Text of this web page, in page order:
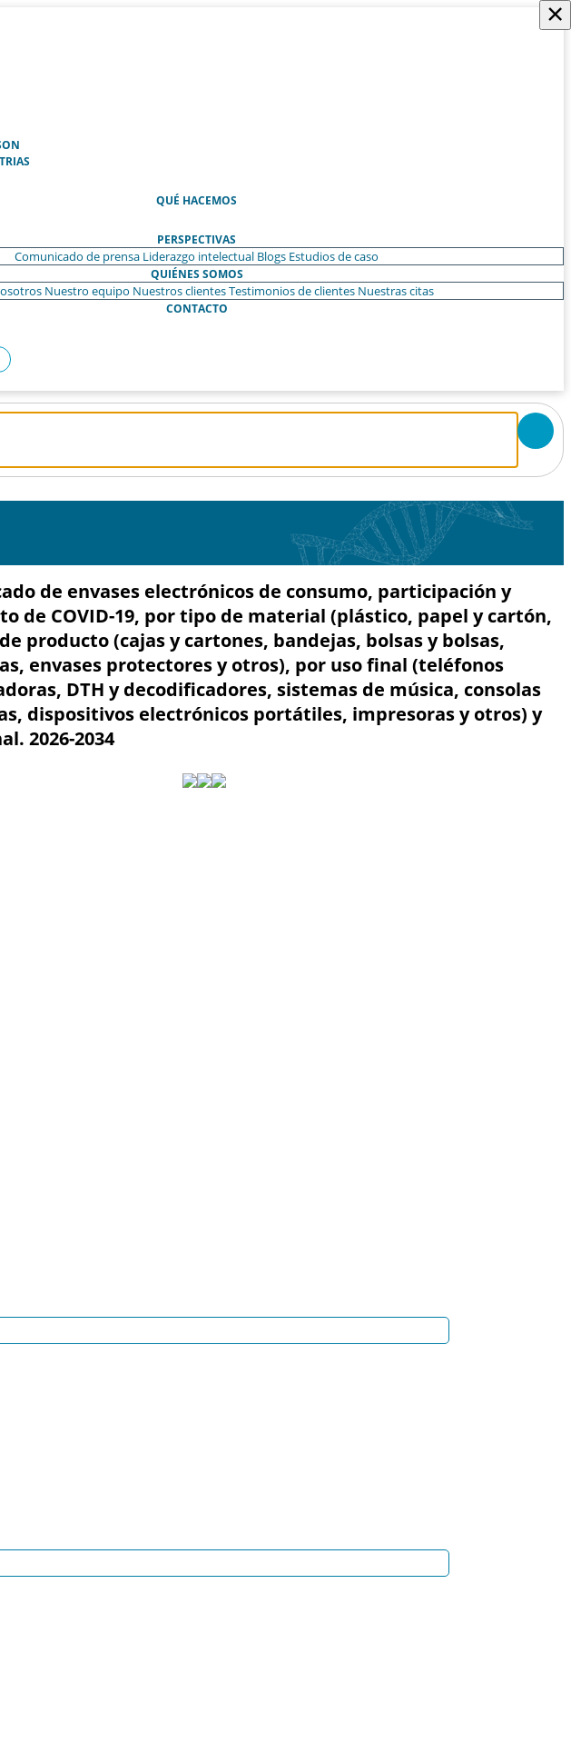
(ACTUAL)
QUÉ HACEMOS
PERSPECTIVAS
Comunicado de prensa Liderazgo intelectual Blogs Estudios de caso
QUIÉNES SOMOS
Nuestro equipo Nuestros clientesTestimonios de clientes Nuestras citas
CONTACTO
×
de envases electrónicos de consumo, participación y
de COVID-19, por tipo de material (plástico, papel y cartón,
producto (cajas y cartones, bandejas, bolsas y bolsas,
envases protectores y otros), por uso final (teléfonos
DTH y decodificadores, sistemas de música, consolas
dispositivos electrónicos portátiles, impresoras y otros) y
2026-2034